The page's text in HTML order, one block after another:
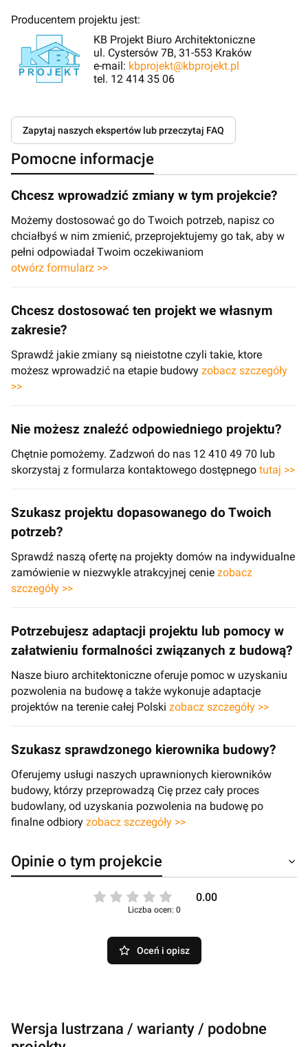
Producentem projektu jest:
KB Projekt Biuro Architektoniczne
ul. Cystersów 7B, 31-553 Kraków
e-mail: kbprojekt@kbprojekt.pl
tel. 12 414 35 06
Zapytaj naszych ekspertów lub przeczytaj FAQ
Pomocne informacje
Chcesz wprowadzić zmiany w tym projekcie?
Możemy dostosować go do Twoich potrzeb, napisz co
chciałbyś w nim zmienić, przeprojektujemy go tak, aby w
pełni odpowiadał Twoim oczekiwaniom
otwórz formularz >>
Chcesz dostosować ten projekt we własnym
zakresie?
Sprawdź jakie zmiany są nieistotne czyli takie, ktore
możesz wprowadzić na etapie budowy zobacz szczegóły
>>
Nie możesz znaleźć odpowiedniego projektu?
Chętnie pomożemy. Zadzwoń do nas 12 410 49 70 lub
skorzystaj z formularza kontaktowego dostępnego tutaj >>
Szukasz projektu dopasowanego do Twoich
potrzeb?
Sprawdź naszą ofertę na projekty domów na indywidualne
zamówienie w niezwykle atrakcyjnej cenie zobacz
szczegóły >>
Potrzebujesz adaptacji projektu lub pomocy w
załatwieniu formalności związanych z budową?
Nasze biuro architektoniczne oferuje pomoc w uzyskaniu
pozwolenia na budowę a także wykonuje adaptacje
projektów na terenie całej Polski zobacz szczegóły >>
Szukasz sprawdzonego kierownika budowy?
Oferujemy usługi naszych uprawnionych kierowników
budowy, którzy przeprowadzą Cię przez cały proces
budowlany, od uzyskania pozwolenia na budowę po
finalne odbiory zobacz szczegóły >>
Opinie o tym projekcie
0.00
Liczba ocen: 0
Oceń i opisz
Wersja lustrzana / warianty / podobne